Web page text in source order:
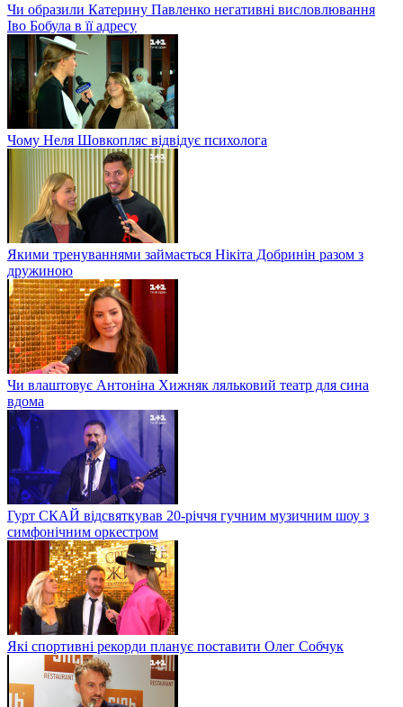
Чи образили Катерину Павленко негативні висловлювання
Іво Бобула в її адресу
Чому Неля Шовкопляс відвідує психолога
Якими тренуваннями займається Нікіта Добринін разом з
дружиною
Чи влаштовує Антоніна Хижняк ляльковий театр для сина
вдома
Гурт СКАЙ відсвяткував 20-річчя гучним музичним шоу з
симфонічним оркестром
Які спортивні рекорди планує поставити Олег Собчук